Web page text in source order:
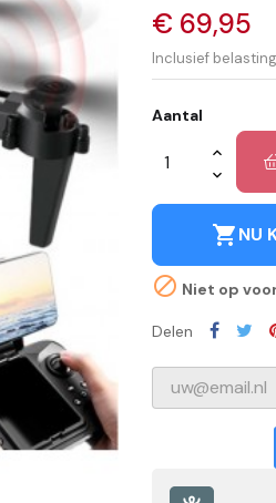
€ 69,95
Inclusief belasting
Aantal
shopping_cartNU
 Niet op
Delen